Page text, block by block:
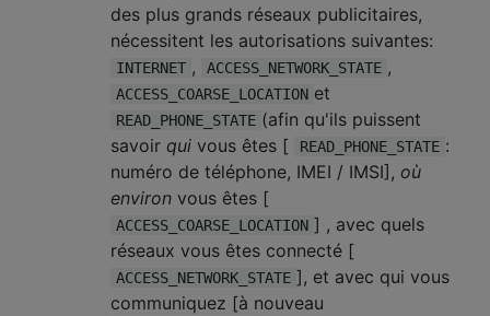
des plus grands réseaux publicitaires,
nécessitent les autorisations suivantes:
INTERNET , ACCESS_NETWORK_STATE ,
ACCESS_COARSE_LOCATION et
READ_PHONE_STATE (afin qu'ils puissent
savoir qui vous êtes [ READ_PHONE_STATE :
numéro de téléphone, IMEI / IMSI], où
environ vous êtes [
ACCESS_COARSE_LOCATION ] , avec quels
réseaux vous êtes connecté [
ACCESS_NETWORK_STATE ], et avec qui vous
communiquez [à nouveau